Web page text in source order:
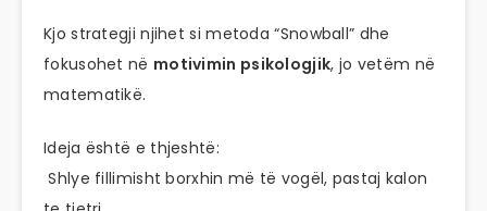
Kjo strategji njihet si metoda “Snowball” dhe
fokusohet në motivimin psikologjik, jo vetëm në
matematikë.
Ideja është e thjeshtë:
Shlye fillimisht borxhin më të vogël, pastaj kalon